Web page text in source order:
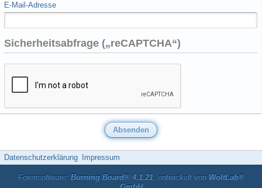
E-Mail-Adresse
Sicherheitsabfrage („reCAPTCHA“)
Datenschutzerklärung Impressum
Forensoftware: Burning Board® 4.1.21, entwickelt von WoltLab®